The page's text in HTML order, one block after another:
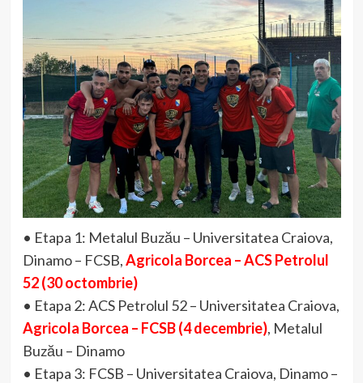
• Etapa 1: Metalul Buzău – Universitatea Craiova,
Dinamo – FCSB,Agricola Borcea – ACS Petrolul
52 (30 octombrie)
• Etapa 2: ACS Petrolul 52 – Universitatea Craiova,
Agricola Borcea – FCSB (4 decembrie), Metalul
Buzău – Dinamo
• Etapa 3: FCSB – Universitatea Craiova, Dinamo –